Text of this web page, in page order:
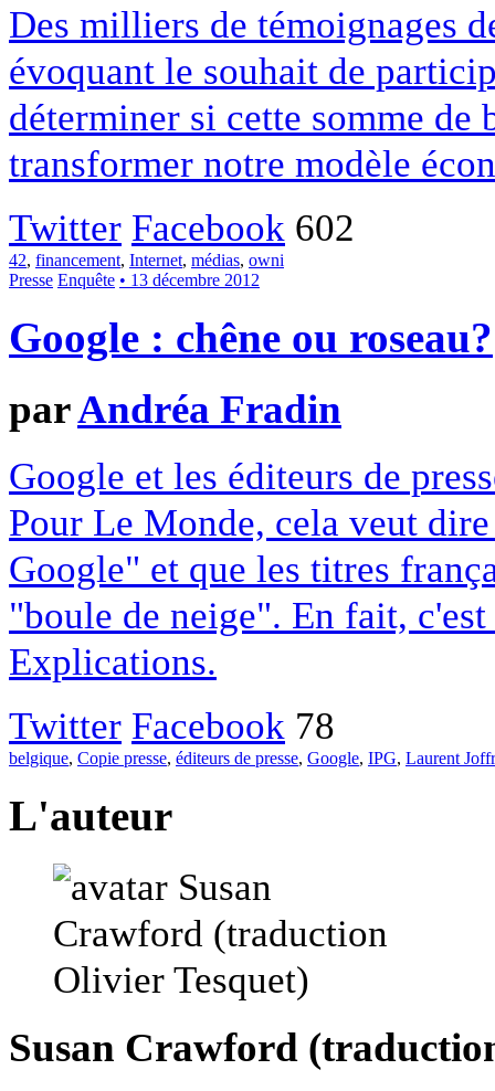
Des milliers de témoignages
évoquant le souhait de
déterminer si cette somme
transformer notre modèle
Twitter Facebook 602
42, financement, Internet, médias, owni
Presse Enquête • 13 décembre 2012
Google : chêne ou roseau?
parAndréa Fradin
Google et les éditeurs de
Pour Le Monde, cela veut
Google" et que les titres
"boule de neige". En fait,
Explications.
Twitter Facebook 78
belgique, Copie presse, éditeurs de presse, Google, IPG, Laurent
L'auteur
Susan Crawford